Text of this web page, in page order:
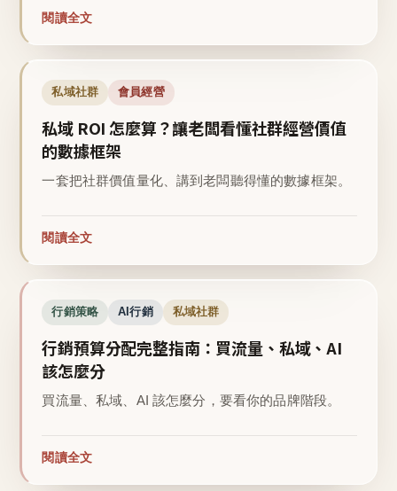
閱讀全文
私域社群 會員經營
私域 ROI 怎麼算？讓老闆看懂社群經營價值
的數據框架
一套把社群價值量化、講到老闆聽得懂的數據框架。
閱讀全文
行銷策略 AI行銷 私域社群
行銷預算分配完整指南：買流量、私域、AI
該怎麼分
買流量、私域、AI 該怎麼分，要看你的品牌階段。
閱讀全文